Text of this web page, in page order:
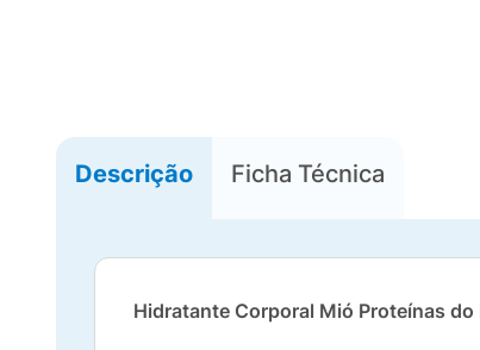
Descrição Ficha Técnica
Hidratante Corporal Mió Proteínas